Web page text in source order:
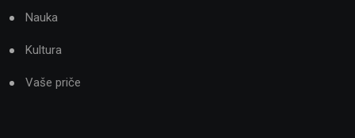
Nauka
Kultura
Vaše priče